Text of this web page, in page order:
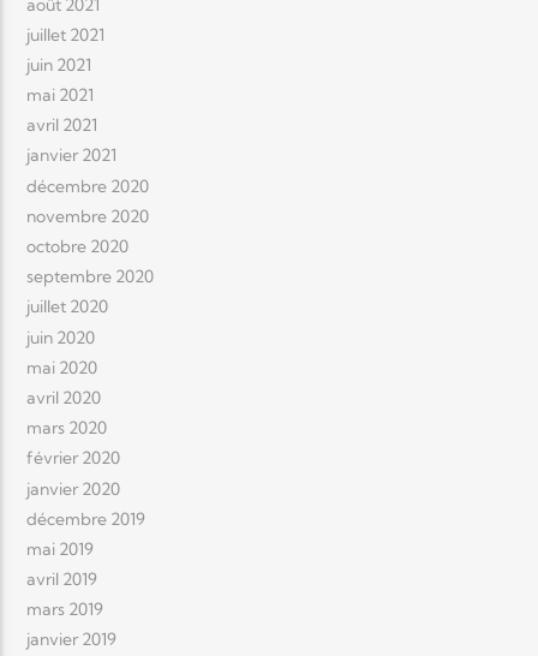
juillet 2021
juin 2021
mai 2021
avril 2021
janvier 2021
décembre 2020
novembre 2020
octobre 2020
septembre 2020
juillet 2020
juin 2020
mai 2020
avril 2020
mars 2020
février 2020
janvier 2020
décembre 2019
mai 2019
avril 2019
mars 2019
janvier 2019